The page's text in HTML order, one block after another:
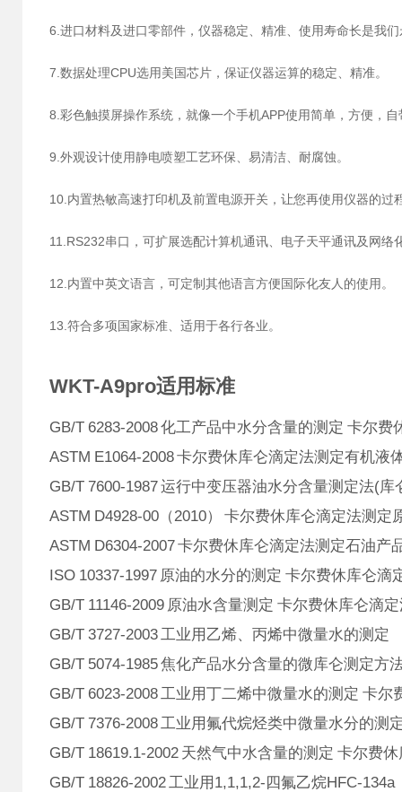
6.进口材料及进口零部件，仪器稳定、精准、使用寿命长是我
7.数据处理CPU选用美国芯片，保证仪器运算的稳定、精准。
8.彩色触摸屏操作系统，就像一个手机APP使用简单，方便，
9.外观设计使用静电喷塑工艺环保、易清洁、耐腐蚀。
10.内置热敏高速打印机及前置电源开关，让您再使用仪器的过
11.RS232串口，可扩展选配计算机通讯、电子天平通讯及网络
12.内置中英文语言，可定制其他语言方便国际化友人的使用。
13.符合多项国家标准、适用于各行各业。
WKT-A9pro适用标准
GB/T 6283-2008 化工产品中水分含量的测定 卡尔费
ASTM E1064-2008 卡尔费休库仑滴定法测定有机液
GB/T 7600-1987 运行中变压器油水分含量测定法(库
ASTM D4928-00（2010） 卡尔费休库仑滴定法测定
ASTM D6304-2007 卡尔费休库仑滴定法测定石油产
ISO 10337-1997 原油的水分的测定 卡尔费休库仑滴
GB/T 11146-2009 原油水含量测定 卡尔费休库仑滴
GB/T 3727-2003 工业用乙烯、丙烯中微量水的测定
GB/T 5074-1985 焦化产品水分含量的微库仑测定方
GB/T 6023-2008 工业用丁二烯中微量水的测定 卡尔
GB/T 7376-2008 工业用氟代烷烃类中微量水分的测
GB/T 18619.1-2002 天然气中水含量的测定 卡尔费
GB/T 18826-2002 工业用1,1,1,2-四氟乙烷HFC-134a